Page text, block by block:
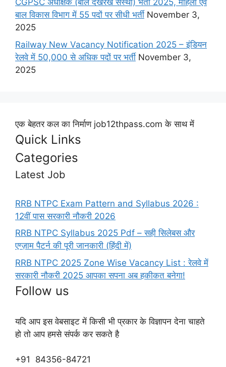
CGPSC अधीक्षक (बाल देखरेख संस्था) भर्ती 2025, महिला एवं
बाल विकास विभाग में 55 पदों पर सीधी भर्ती November 3,
2025
Railway New Vacancy Notification 2025 – इंडियन
रेलवे में 50,000 से अधिक पदों पर भर्ती November 3,
2025
एक बेहतर कल का निर्माण job12thpass.com के साथ में
Quick Links
Categories
Latest Job
RRB NTPC Exam Pattern and Syllabus 2026 :
12वीं पास सरकारी नौकरी 2026
RRB NTPC Syllabus 2025 Pdf – सही सिलेबस और
एग्ज़ाम पैटर्न की पूरी जानकारी (हिंदी में)
RRB NTPC 2025 Zone Wise Vacancy List : रेलवे में
सरकारी नौकरी 2025 आपका सपना अब हकीकत बनेगा!
Follow us
यदि आप इस वेबसाइट में किसी भी प्रकार के विज्ञापन देना चाहते
हो तो आप हमसे संपर्क कर सकते है
+91 84356-84721